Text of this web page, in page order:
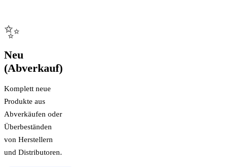
✨
Neu
(Abverkauf)
Komplett neue
Produkte aus
Abverkäufen oder
Überbeständen
von Herstellern
und Distributoren.